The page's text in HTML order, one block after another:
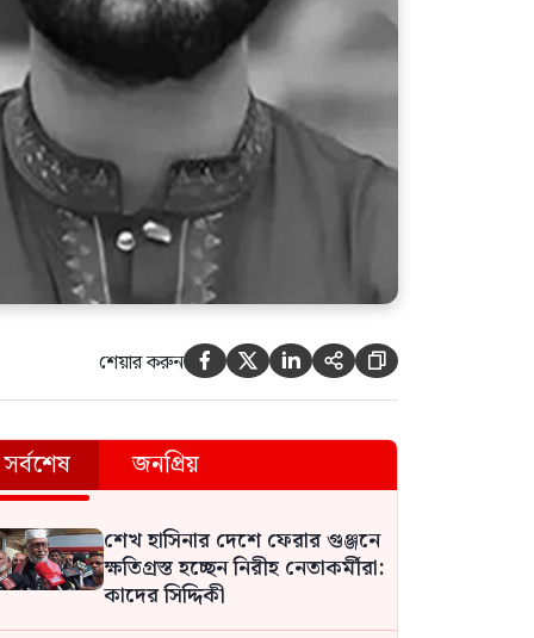
শেয়ার করুন     
সর্বশেষ জনপ্রিয়
শেখ হাসিনার দেশে ফেরার গুঞ্জনে
ক্ষতিগ্রস্ত হচ্ছেন নিরীহ নেতাকর্মীরা:
কাদের সিদ্দিকী